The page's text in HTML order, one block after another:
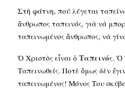
Στὴ φάτνη, πού λέγεται
ἄνθρωπος ταπεινός, γιὰ νὰ
ταπεινωμένος ἄνθρωπος, νὰ
Ὁ Χριστὸς εἶναι ὁ Ταπεινός. Ὁ
Ταπεινωθείς. Ποτὲ ὅμως δὲν
ταπεινωμένος! Μόνος Του